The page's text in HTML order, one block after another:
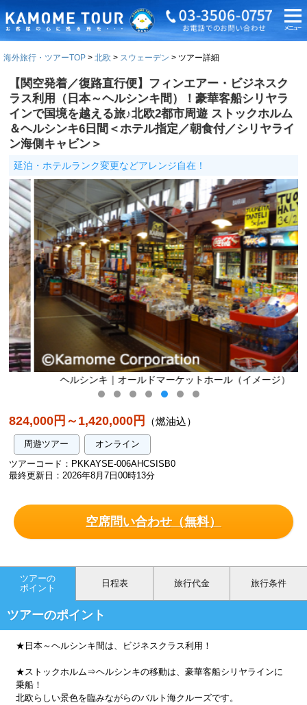
海外旅行・ツアーTOP 北欧 スウェーデン ツアー詳細
【関空発着／復路直行便】フィンエアー・ビジネスク
ラス利用（日本～ヘルシンキ間）！豪華客船シリヤラ
インで国境を越える旅♪北欧2都市周遊 ストックホルム
＆ヘルシンキ6日間＜ホテル指定／朝食付／シリヤライ
ン海側キャビン＞
延泊・ホテルランク変更などアレンジ自在！
ヘルシンキ｜オールドマーケットホール（イメージ）
824,000円～1,420,000円 （燃油込）
周遊ツアー
オンライン
ツアーコード：PKKAYSE-006AHCSISB0
最終更新日：2026年8月7日00時13分
空席問い合わせ（無料）
ツアーの
ポイント
日程表 旅行代金 旅行条件
ツアーのポイント
★日本～ヘルシンキ間は、ビジネスクラス利用！
★ストックホルム⇒ヘルシンキの移動は、豪華客船シリヤラインに
乗船！
北欧らしい景色を臨みながらのバルト海クルーズです。